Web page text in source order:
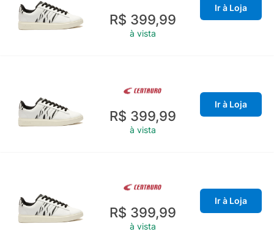
R$ 399,99
à vista
Ir à Loja
R$ 399,99
à vista
Ir à Loja
R$ 399,99
à vista
Ir à Loja